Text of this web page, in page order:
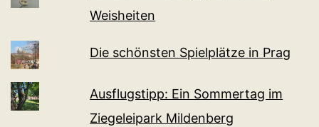
Weisheiten
Die schönsten Spielplätze in Prag
Ausflugstipp: Ein Sommertag im
Ziegeleipark Mildenberg